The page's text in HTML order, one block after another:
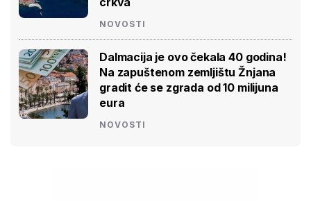
NOVOSTI
Dalmacija je ovo čekala 40 godina!
Na zapuštenom zemljištu Žnjana
gradit će se zgrada od 10 milijuna
eura
NOVOSTI